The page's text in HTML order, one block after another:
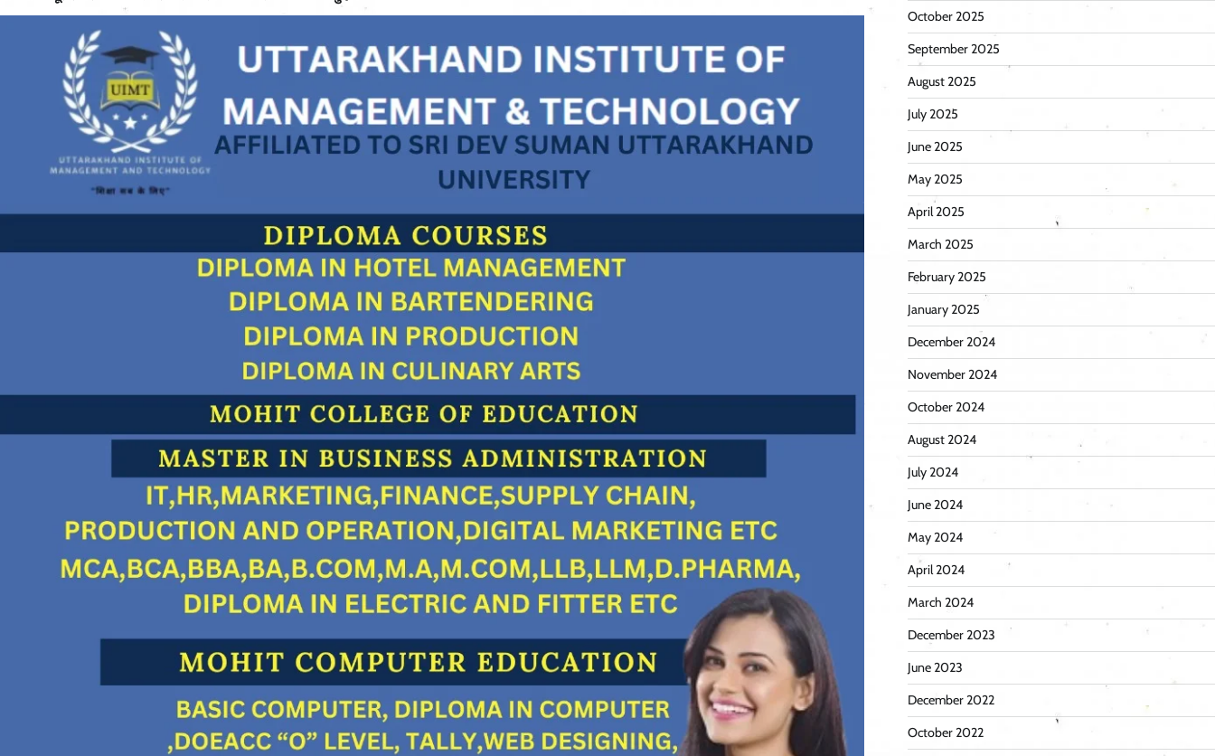
October 2025
September 2025
August 2025
July 2025
June 2025
May 2025
April 2025
March 2025
February 2025
January 2025
December 2024
November 2024
October 2024
August 2024
July 2024
June 2024
May 2024
April 2024
March 2024
December 2023
June 2023
December 2022
October 2022